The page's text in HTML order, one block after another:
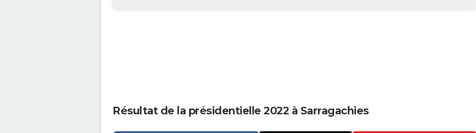
Résultat de la présidentielle 2022 à Sarragachies